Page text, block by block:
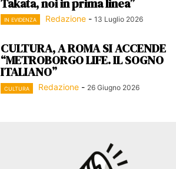
Takata, noi in prima linea”
IN EVIDENZA Redazione - 13 Luglio 2026
CULTURA, A ROMA SI ACCENDE
“METROBORGO LIFE. IL SOGNO
ITALIANO”
CULTURA Redazione - 26 Giugno 2026